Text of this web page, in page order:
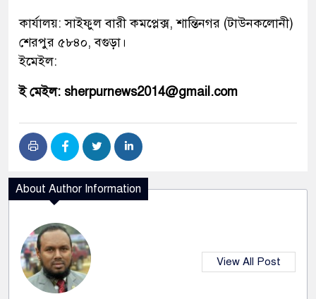
কার্যালয়: সাইফুল বারী কমপ্লেক্স, শান্তিনগর (টাউনকলোনী)
শেরপুর ৫৮৪০, বগুড়া।
ইমেইল:
ই মেইল: sherpurnews2014@gmail.com
About Author Information
View All Post